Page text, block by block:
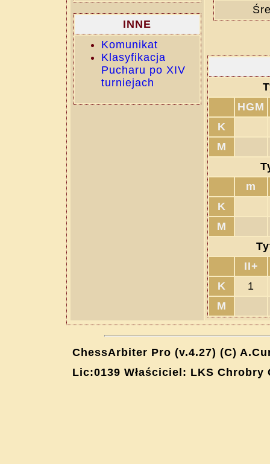
INNE
Komunikat
Klasyfikacja
Pucharu po XIV
turniejach
HGM
K
M
m
K
M
II+
K
1
M
ChessArbiter Pro (v.4.27) (C)
Lic:0139 Właściciel: LKS Chrobry